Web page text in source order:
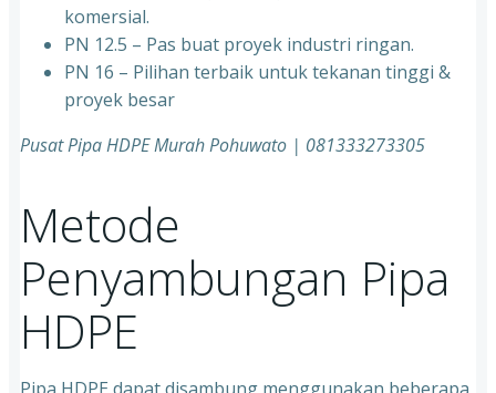
komersial.
PN 12.5 – Pas buat proyek industri ringan.
PN 16 – Pilihan terbaik untuk tekanan tinggi &
proyek besar
Pusat Pipa HDPE Murah Pohuwato | 081333273305
Metode
Penyambungan Pipa
HDPE